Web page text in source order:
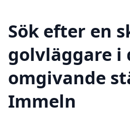
Sök efter en
golvläggare i
omgivande
Immeln